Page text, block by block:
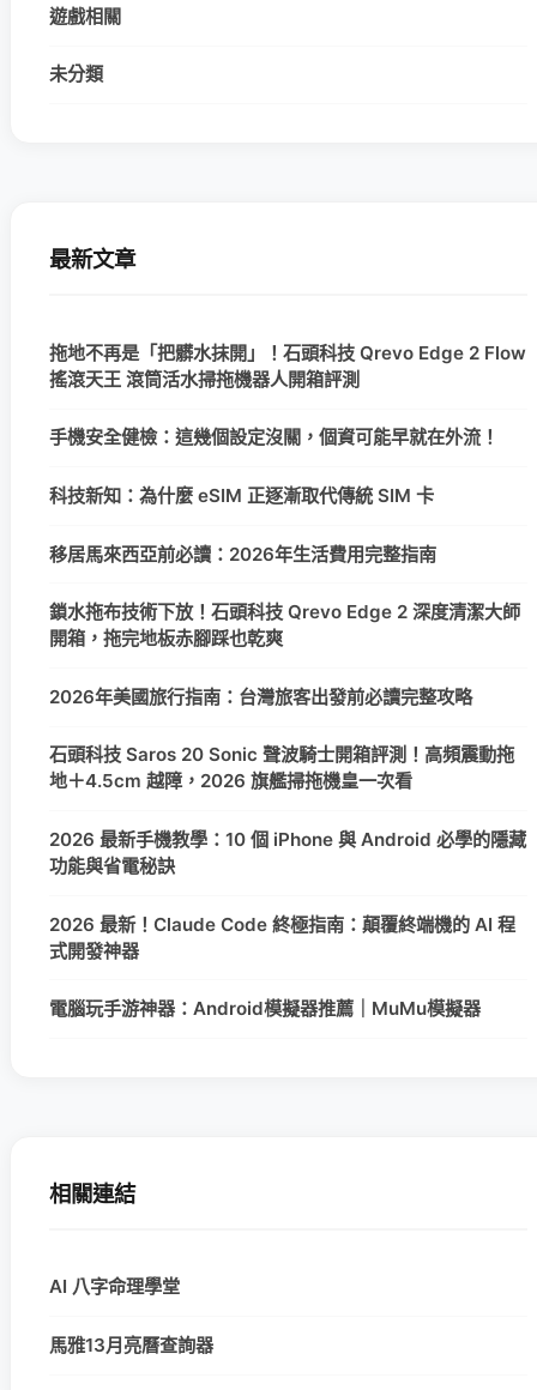
遊戲相關
未分類
最新文章
拖地不再是「把髒水抹開」！石頭科技 Qrevo Edge 2 Flow
搖滾天王 滾筒活水掃拖機器人開箱評測
手機安全健檢：這幾個設定沒關，個資可能早就在外流！
科技新知：為什麼 eSIM 正逐漸取代傳統 SIM 卡
移居馬來西亞前必讀：2026年生活費用完整指南
鎖水拖布技術下放！石頭科技 Qrevo Edge 2 深度清潔大師
開箱，拖完地板赤腳踩也乾爽
2026年美國旅行指南：台灣旅客出發前必讀完整攻略
石頭科技 Saros 20 Sonic 聲波騎士開箱評測！高頻震動拖
地＋4.5cm 越障，2026 旗艦掃拖機皇一次看
2026 最新手機教學：10 個 iPhone 與 Android 必學的隱藏
功能與省電秘訣
2026 最新！Claude Code 終極指南：顛覆終端機的 AI 程
式開發神器
電腦玩手游神器：Android模擬器推薦｜MuMu模擬器
相關連結
AI 八字命理學堂
馬雅13月亮曆查詢器